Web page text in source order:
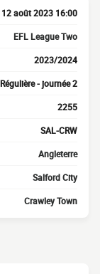
12 août 2023 16:00
EFL League Two
2023/2024
- journée 2
2255
SAL-CRW
Angleterre
Salford City
Crawley Town